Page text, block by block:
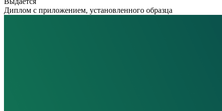
Диплом с приложением, установленного образца